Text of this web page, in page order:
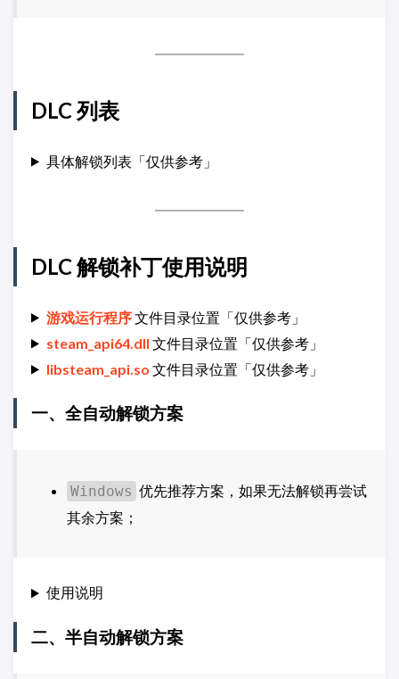
DLC 列表
具体解锁列表「仅供参考」
DLC 解锁补丁使用说明
游戏运行程序文件目录位置「仅供参考」
steam_api64.dll 文件目录位置「仅供参考」
libsteam_api.so 文件目录位置「仅供参考」
一、全自动解锁方案
Windows 优先推荐方案，如果无法解锁再尝试
其余方案；
使用说明
二、半自动解锁方案